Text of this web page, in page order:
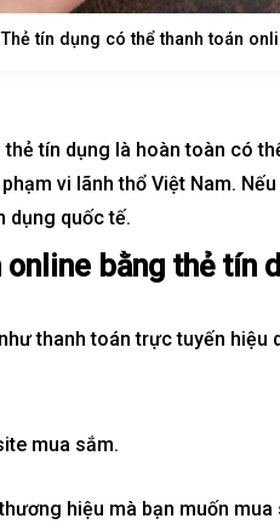
Thẻ tín dụng có thể thanh toán
tín dụng là hoàn toàn có
vi lãnh thổ Việt Nam.
dụng quốc tế.
bằng thẻ tín
thanh toán trực tuyến hiệu
mua sắm.
hiệu mà bạn muốn
City | Đẳng Cấp Sống
là lời